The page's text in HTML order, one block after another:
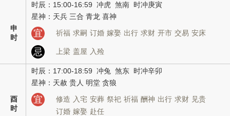
申
时
时辰：15:00-16:59 冲虎 煞南 时冲庚寅
星神：天兵 三合 青龙 喜神
宜 祈福 求嗣 订婚 嫁娶 出行 求财 开市 交易 安床
忌 上梁 盖屋 入殓
酉
时
时辰：17:00-18:59 冲兔 煞东 时冲辛卯
星神：天赦 贵人 明堂 贪狼
宜 修造 入宅 安葬 祭祀 祈福 酬神 出行 求财 见贵
订婚 嫁娶 赴任